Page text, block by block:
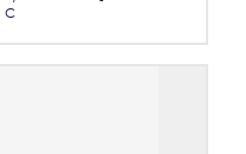
C